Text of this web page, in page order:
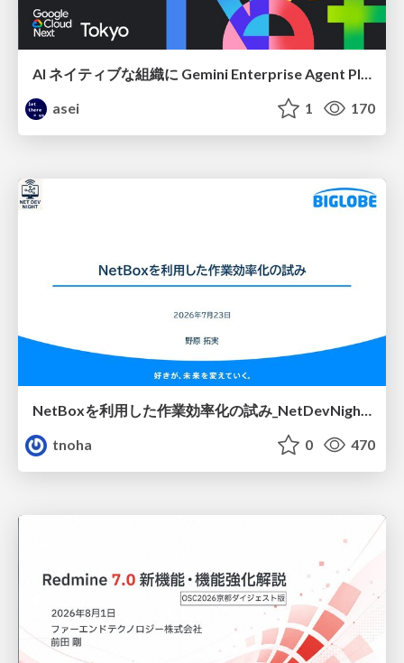
AI ネイティブな組織に Gemini Enterprise Agent Platform がなぜ必要なのか
asei
1 170
tnoha
0 470